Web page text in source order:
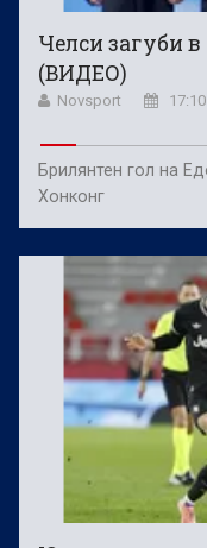
Челси загуби
(ВИДЕО)
Novsport
Брилянтен гол на
Хонконг